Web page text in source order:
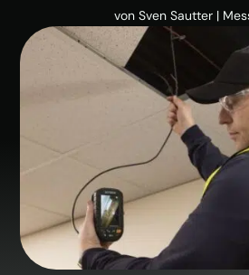
von Sven Sautter |